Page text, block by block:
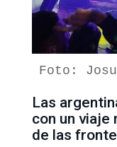
Foto:
Las
con un viaje
de las